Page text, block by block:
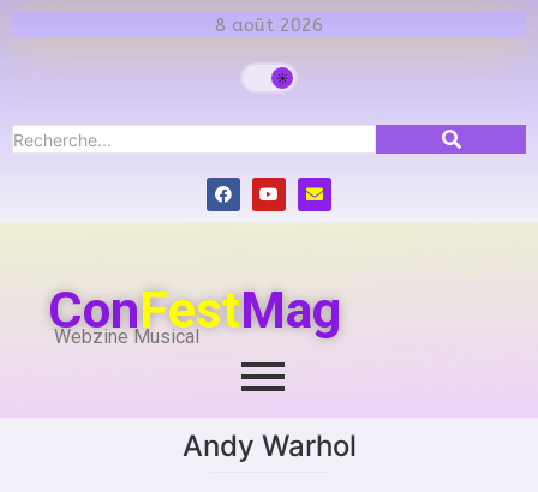
8 août 2026
ConFestMag
Webzine Musical
Andy Warhol